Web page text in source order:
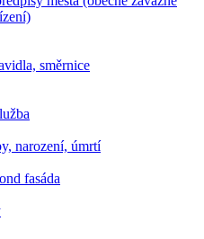
směrnice
narození, úmrtí
fasáda